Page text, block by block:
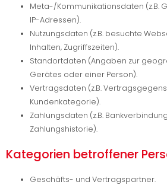
Meta-/Kommunikationsdaten (z.B.
IP-Adressen).
Nutzungsdaten (z.B. besuchte
Inhalten, Zugriffszeiten).
Standortdaten (Angaben zur
Gerätes oder einer Person).
Vertragsdaten (z.B.
Kundenkategorie).
Zahlungsdaten (z.B.
Zahlungshistorie).
Kategorien betroffener
Geschäfts- und Vertragspartner.